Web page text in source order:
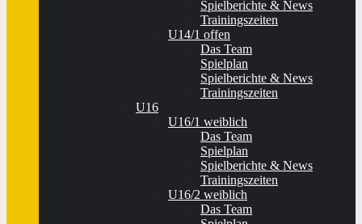
Spielberichte & News
Trainingszeiten
U14/1 offen
Das Team
Spielplan
Spielberichte & News
Trainingszeiten
U16
U16/1 weiblich
Das Team
Spielplan
Spielberichte & News
Trainingszeiten
U16/2 weiblich
Das Team